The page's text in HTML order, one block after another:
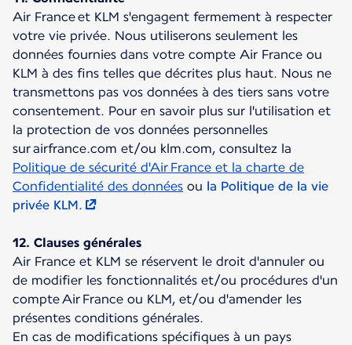
Air France et KLM s'engagent fermement à respecter
votre vie privée. Nous utiliserons seulement les
données fournies dans votre compte Air France ou
KLM à des fins telles que décrites plus haut. Nous ne
transmettons pas vos données à des tiers sans votre
consentement. Pour en savoir plus sur l'utilisation et
la protection de vos données personnelles
sur airfrance.com et/ou klm.com, consultez la
Politique de sécurité d'Air France et la charte de
Confidentialité des données ou la Politique de la vie
privée KLM.
12. Clauses générales
Air France et KLM se réservent le droit d'annuler ou
de modifier les fonctionnalités et/ou procédures d'un
compte Air France ou KLM, et/ou d'amender les
présentes conditions générales.
En cas de modifications spécifiques à un pays